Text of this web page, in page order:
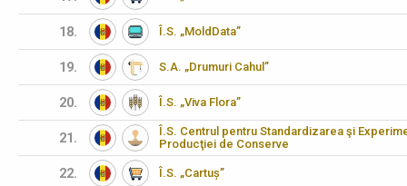
18. Î.S. „MoldData”
19. S.A. „Drumuri Cahul”
20. Î.S. „Viva Flora”
21.
Î.S. Centrul pentru Standardizarea şi
Producţiei de Conserve
22. Î.S. „Cartuș”